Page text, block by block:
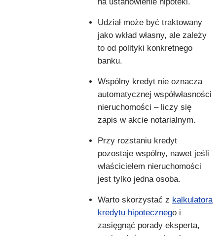
Udział może być traktowany
jako wkład własny, ale zależy
to od polityki konkretnego
banku.
Wspólny kredyt nie oznacza
automatycznej współwłasności
nieruchomości – liczy się
zapis w akcie notarialnym.
Przy rozstaniu kredyt
pozostaje wspólny, nawet jeśli
właścicielem nieruchomości
jest tylko jedna osoba.
Warto skorzystać z kalkulatora
kredytu hipotecznego i
zasięgnąć porady eksperta,